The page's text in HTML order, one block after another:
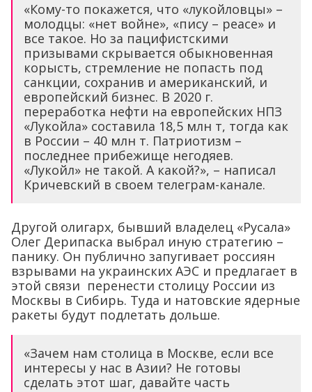
«Кому-то покажется, что «лукойловцы» –
молодцы: «нет войне», «пису – peace» и
все такое. Но за пацифистскими
призывами скрывается обыкновенная
корысть, стремление не попасть под
санкции, сохранив и американский, и
европейский бизнес. В 2020 г.
переработка нефти на европейских НПЗ
«Лукойла» составила 18,5 млн т, тогда как
в России – 40 млн т. Патриотизм –
последнее прибежище негодяев.
«Лукойл» не такой. А какой?», – написал
Кричевский в своем телеграм-канале.
Другой олигарх, бывший владелец «Русала»
Олег Дерипаска выбрал иную стратегию –
панику. Он публично запугивает россиян
взрывами на украинских АЭС и предлагает в
этой связи перенести столицу России из
Москвы в Сибирь. Туда и натовские ядерные
ракеты будут подлетать дольше.
«Зачем нам столица в Москве, если все
интересы у нас в Азии? Не готовы
сделать этот шаг, давайте часть